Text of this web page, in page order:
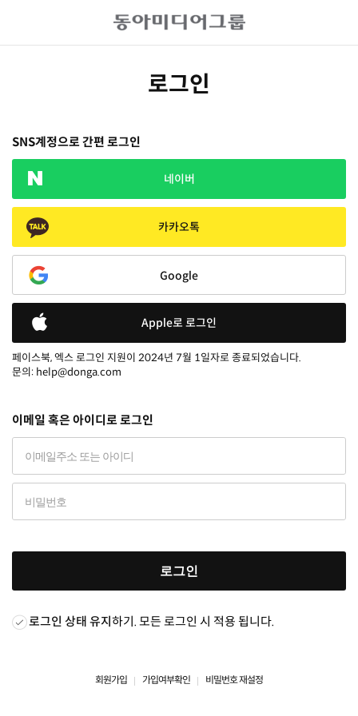
로그인
SNS계정으로 간편 로그인
네이버
카카오톡
Google
Apple로 로그인
페이스북, 엑스 로그인 지원이 2024년 7월 1일자로 종료되었습니다.
문의: help@donga.com
이메일 혹은 아이디로 로그인
로그인
로그인 상태 유지하기. 모든 로그인 시 적용 됩니다.
회원가입 가입여부확인 비밀번호 재설정